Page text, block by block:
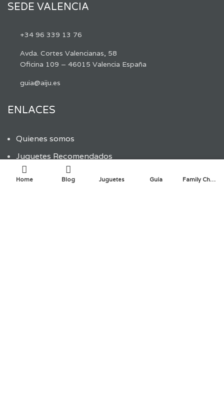
SEDE VALENCIA
+34 96 339 13 76
Avda. Cortes Valencianas, 58
Oficina 109 – 46015 Valencia España
guia@aiju.es
ENLACES
Quienes somos
Juguetes Recomendados
Descargar guía
Home Blog Juguetes Guía Family Choice